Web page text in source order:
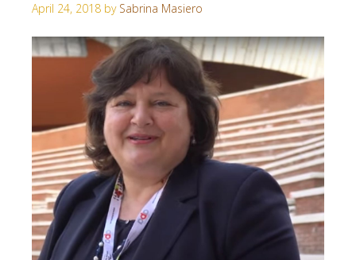
April 24, 2018 by Sabrina Masiero